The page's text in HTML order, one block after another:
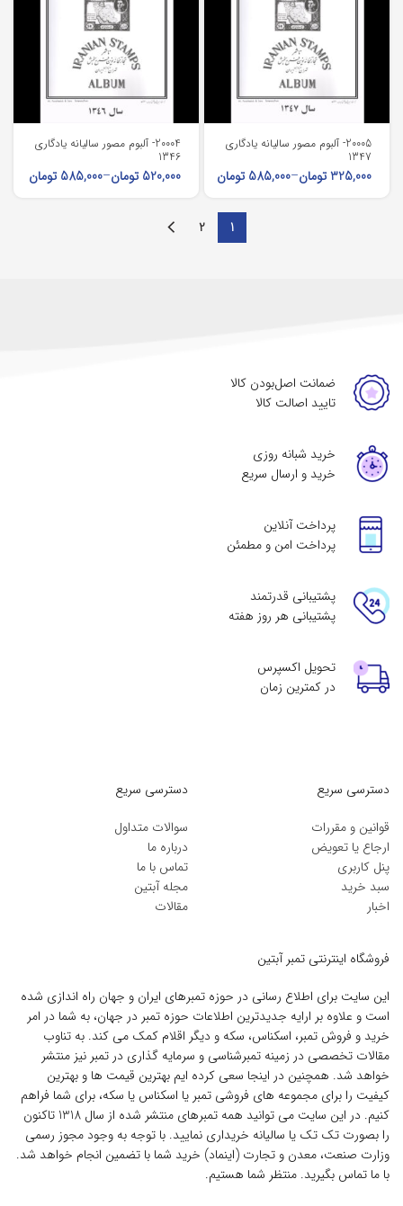
20005- آلبوم مصور سالیانه یادگاری
1347
325,000تومان–
585,000 تومان
20004- آلبوم مصور سالیانه یادگاری
1346
520,000 تومان–
585,000 تومان
1
2
ضمانت اصل‌بودن کالا
تایید اصالت کالا
خرید شبانه روزی
خرید و ارسال سریع
پرداخت آنلاین
پرداخت امن و مطمئن
پشتیبانی قدرتمند
پشتیبانی هر روز هفته
تحویل اکسپرس
در کمترین زمان
دسترسی سریع
سوالات متداول
درباره ما
تماس با ما
مجله آبتین
مقالات
دسترسی سریع
قوانین و مقررات
ارجاع یا تعویض
پنل کاربری
سبد خرید
اخبار
فروشگاه اینترنتی تمبر آبتین
این سایت برای اطلاع رسانی در حوزه تمبرهای ایران و جهان راه اندازی شده
است و علاوه بر ارایه جدیدترین اطلاعات حوزه تمبر در جهان، به شما در امر
خرید و فروش تمبر، اسکناس، سکه و دیگر اقلام کمک می کند. به تناوب
مقالات تخصصی در زمینه تمبرشناسی و سرمایه گذاری در تمبر نیز منتشر
خواهد شد. همچنین در اینجا سعی کرده ایم بهترین قیمت ها و بهترین
کیفیت را برای مجموعه های فروشی تمبر یا اسکناس یا سکه، برای شما فراهم
کنیم. در این سایت می توانید همه تمبرهای منتشر شده از سال 1318 تاکنون
را بصورت تک تک یا سالیانه خریداری نمایید. با توجه به وجود مجوز رسمی
وزارت صنعت، معدن و تجارت (اینماد) خرید شما با تضمین انجام خواهد شد.
با ما تماس بگیرید. منتظر شما هستیم.